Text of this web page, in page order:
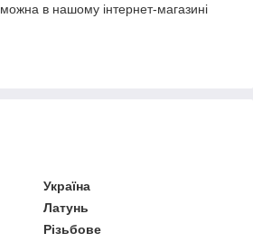
можна в нашому інтернет-магазині
Україна
Латунь
Різьбове